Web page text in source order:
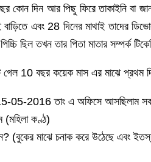
কোন দিন আর পিছু ফিরে তাকাইনি
এবং 28 দিনের মাথাই তাদের
ছিল তখন তার পিতা মাতার সম্পর্ক
গেল 10 বছর কয়েক মাস এর মাঝে
05-2016 তাং এ অফিসে আসছিলাম
কণ্ঠ)
(বুকের মাঝে চনাক করে উঠেছে এবং